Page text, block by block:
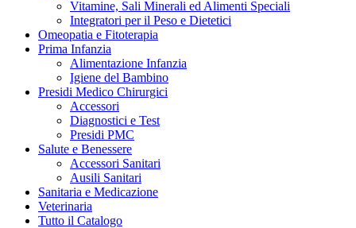
Vitamine, Sali Minerali ed Alimenti Speciali
Integratori per il Peso e Dietetici
Omeopatia e Fitoterapia
Prima Infanzia
Alimentazione Infanzia
Igiene del Bambino
Presidi Medico Chirurgici
Accessori
Diagnostici e Test
Presidi PMC
Salute e Benessere
Accessori Sanitari
Ausili Sanitari
Sanitaria e Medicazione
Veterinaria
Tutto il Catalogo